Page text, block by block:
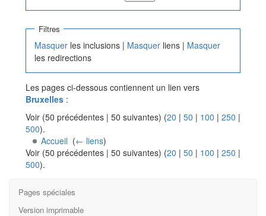
Filtres
Masquer les inclusions | Masquer liens | Masquer
les redirections
Les pages ci-dessous contiennent un lien vers
Bruxelles :
Voir (50 précédentes | 50 suivantes) (20 | 50 | 100 | 250 |
500).
Accueil (← liens)
Voir (50 précédentes | 50 suivantes) (20 | 50 | 100 | 250 |
500).
Pages spéciales
Version imprimable